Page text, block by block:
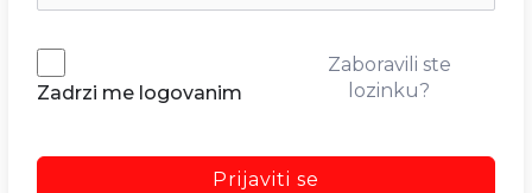
Zadrzi me logovanim
Zaboravili ste
lozinku?
Prijaviti se